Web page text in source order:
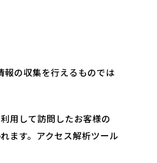
の収集を行えるものでは
用して訪問したお客様の
ます。アクセス解析ツール